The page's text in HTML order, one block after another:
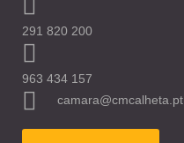
291 820 200
963 434 157
camara@cmcalheta.pt